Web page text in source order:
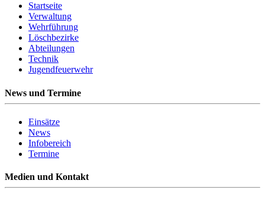
Startseite
Verwaltung
Wehrführung
Löschbezirke
Abteilungen
Technik
Jugendfeuerwehr
News und Termine
Einsätze
News
Infobereich
Termine
Medien und Kontakt